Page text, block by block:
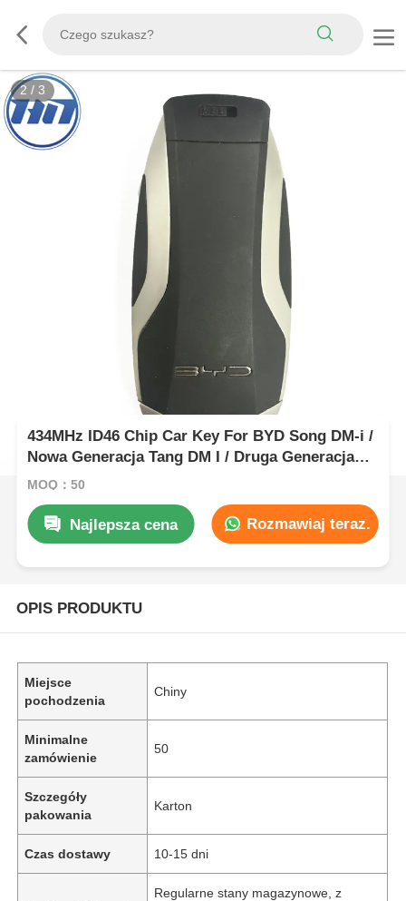
2 / 3
434MHz ID46 Chip Car Key For BYD Song DM-i /
Nowa Generacja Tang DM I / Druga Generacja
Song Pro
MOQ：50
Najlepsza cena Rozmawiaj teraz.
OPIS PRODUKTU
Miejsce
pochodzenia
Chiny
Minimalne
zamówienie
50
Szczegóły
pakowania
Karton
Czas dostawy 10-15 dni
Regularne stany magazynowe, z